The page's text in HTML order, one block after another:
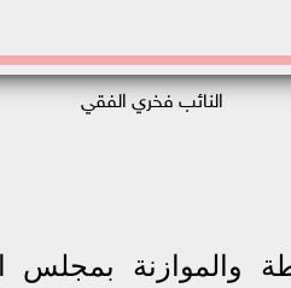
النائب فخري الفقي
والموازنة بمجلس